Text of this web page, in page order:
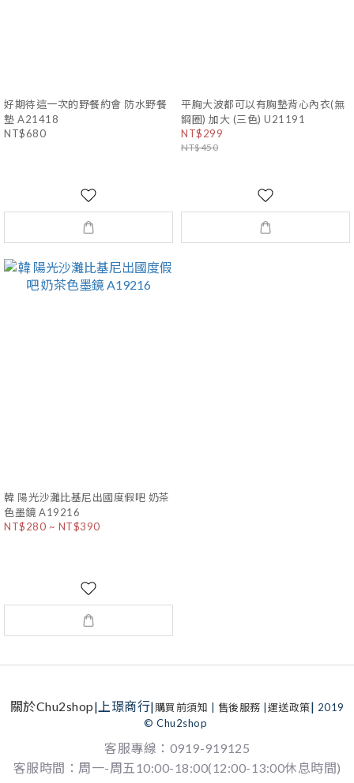
好期待這一次的野餐約會 防水野餐
墊 A21418
NT$680
平胸大波都可以有胸墊背心內衣(無
鋼圈) 加大 (三色) U21191
NT$299
NT$450
韓 陽光沙灘比基尼出國度假吧 奶茶
色墨鏡 A19216
NT$280 ~ NT$390
關於Chu2shop|上璟商行|購買前須知 售後服務 運送政策| 2019
© Chu2shop
客服專線：0919-919125
客服時間：周一-周五10:00-18:00(12:00-13:00休息時間)